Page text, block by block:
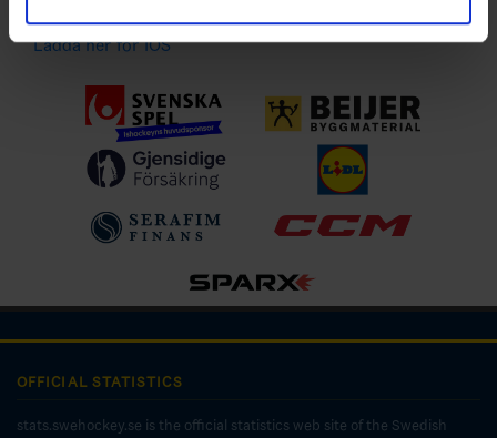
Ladda ner för IOS
OFFICIAL STATISTICS
stats.swehockey.se is the official statistics web site of the Swedish